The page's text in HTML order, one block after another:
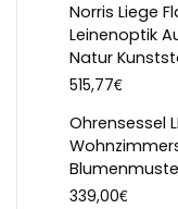
Norris Liege
Leinenoptik
Natur
515,77€
Ohrensessel
339,00€